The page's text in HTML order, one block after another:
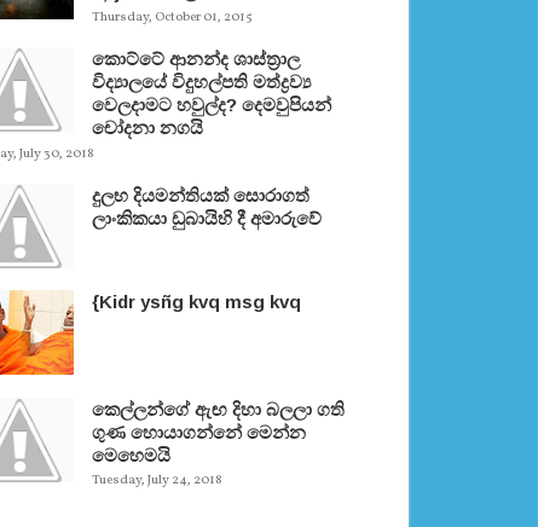
Thursday, October 01, 2015
කොට්ටේ ආනන්ද ශාස්ත‍්‍රාල
විද්‍යාලයේ විදුහල්පති මත්ද්‍රව්‍ය
වෙලදාමට හවුල්ද? දෙමවුපියන්
චෝදනා නගයි
July 30, 2018
දුලභ දියමන්තියක් සොරාගත්
ලාංකිකයා ඩුබායිහි දී අමාරුවේ
{Kidr ysñg kvq msg kvq
කෙල්ලන්ගේ ඇඟ දිහා බලලා ගති
ගුණ හොයාගන්නේ මෙන්න
මෙහෙමයි
Tuesday, July 24, 2018